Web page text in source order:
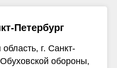
Петербург
г. Санкт-
обороны,